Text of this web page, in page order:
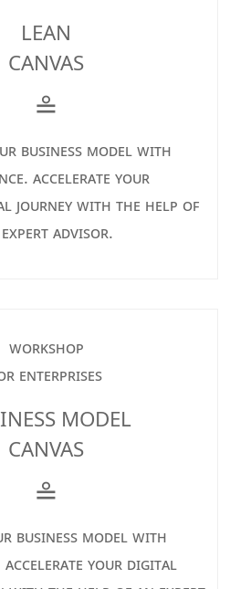
LEAN
CANVAS
≗
business model with
accelerate your
journey with the help of
advisor.
workshop
enterprises
MODEL
CANVAS
≗
business model with
accelerate your digital